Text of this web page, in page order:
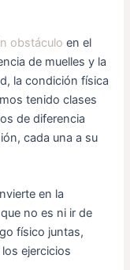
obstáculo en el
de muelles y la
la condición física
tenido clases
de diferencia
cada una a su
en la
no es ni ir de
físico juntas,
ejercicios